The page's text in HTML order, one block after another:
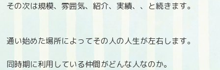
その次は規模、雰囲気、紹介、実績、、と続きます。
通い始めた場所によってその人の人生が左右します。
同時期に利用している仲間がどんな人なのか。